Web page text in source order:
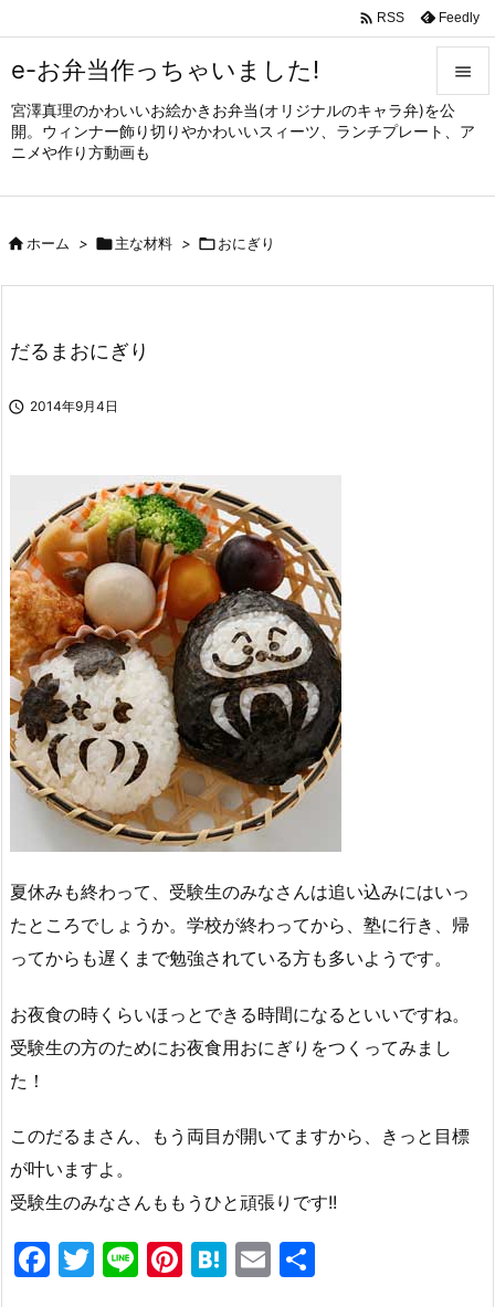
e-お弁当作っちゃいました!
宮澤真理のかわいいお絵かきお弁当(オリジナルのキャラ弁)を公
開。ウィンナー飾り切りやかわいいスィーツ、ランチプレート、ア
ニメや作り方動画も


メニュ
サイド

 RSS Feedly
ホーム > 主な材料 > おにぎり
だるまおにぎり
 2014年9月4日
夏休みも終わって、受験生のみなさんは追い込みにはいっ
たところでしょうか。学校が終わってから、塾に行き、帰
ってからも遅くまで勉強されている方も多いようです。
お夜食の時くらいほっとできる時間になるといいですね。
受験生の方のためにお夜食用おにぎりをつくってみまし
た！
このだるまさん、もう両目が開いてますから、きっと目標
が叶いますよ。
受験生のみなさんももうひと頑張りです!!
F
T
Li Pi H
E